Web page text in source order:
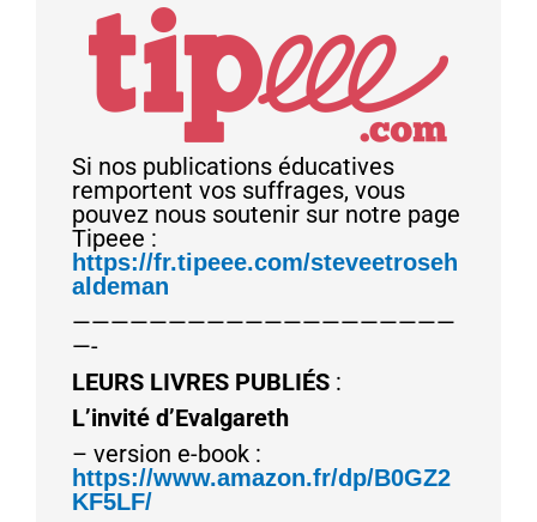
Si nos publications éducatives
remportent vos suffrages, vous
pouvez nous soutenir sur notre page
Tipeee :
https://fr.tipeee.com/steveetroseh
aldeman
————————————————————
—-
LEURS LIVRES PUBLIÉS :
L’invité d’Evalgareth
– version e-book :
https://www.amazon.fr/dp/B0GZ2
KF5LF/